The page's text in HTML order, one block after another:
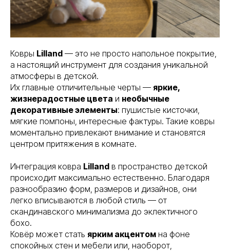
Ковры Lilland — это не просто напольное покрытие,
а настоящий инструмент для создания уникальной
атмосферы в детской.
Их главные отличительные черты — яркие,
жизнерадостные цвета и необычные
декоративные элементы: пушистые кисточки,
мягкие помпоны, интересные фактуры. Такие ковры
моментально привлекают внимание и становятся
центром притяжения в комнате.
Интеграция ковра Lilland в пространство детской
происходит максимально естественно. Благодаря
разнообразию форм, размеров и дизайнов, они
легко вписываются в любой стиль — от
скандинавского минимализма до эклектичного
бохо.
Ковёр может стать ярким акцентом на фоне
спокойных стен и мебели или, наоборот,